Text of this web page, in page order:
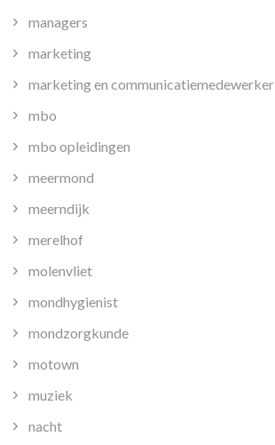
managers
marketing
marketing en communicatiemedewerker
mbo
mbo opleidingen
meermond
meerndijk
merelhof
molenvliet
mondhygienist
mondzorgkunde
motown
muziek
nacht